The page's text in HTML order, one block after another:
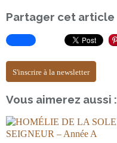
Partager cet article
S'inscrire à la newsletter
Vous aimerez aussi :